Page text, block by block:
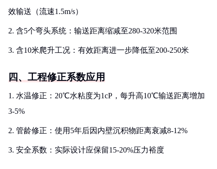
效输送（流速1.5m/s）
2. 含5个弯头系统：输送距离缩减至280-320米范围
3. 含10米爬升工况：有效距离进一步降低至200-250米
四、工程修正系数应用
1. 水温修正：20℃水粘度为1cP，每升高10℃输送距离增加
3-5%
2. 管龄修正：使用5年后因内壁沉积物距离衰减8-12%
3. 安全系数：实际设计应保留15-20%压力裕度